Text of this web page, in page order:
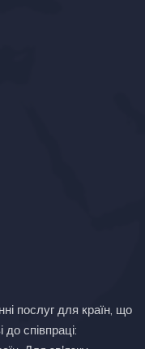
послуг для країн, що
до співпраці: